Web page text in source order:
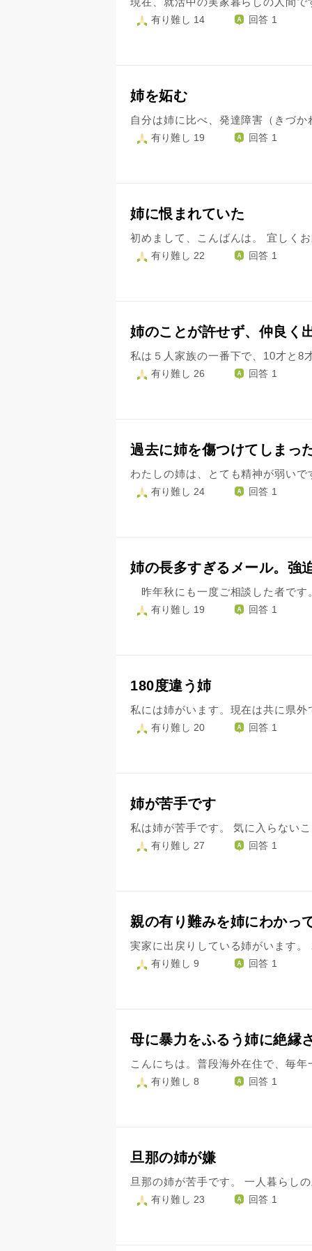
有り難し 14 回答 1
姉を妬む
有り難し 19 回答 1
姉に恨まれていた
有り難し 22 回答 1
姉のことが許せず、仲良く
有り難し 26 回答 1
過去に姉を傷つけてしまっ
有り難し 24 回答 1
姉の長多すぎるメール。強
有り難し 19 回答 1
180度違う姉
有り難し 20 回答 1
姉が苦手です
有り難し 27 回答 1
親の有り難みを姉にわかっ
有り難し 9 回答 1
母に暴力をふるう姉に絶縁
有り難し 8 回答 1
旦那の姉が嫌
有り難し 23 回答 1